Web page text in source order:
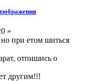
»
при етом шиться
отпишись о
другим!!!